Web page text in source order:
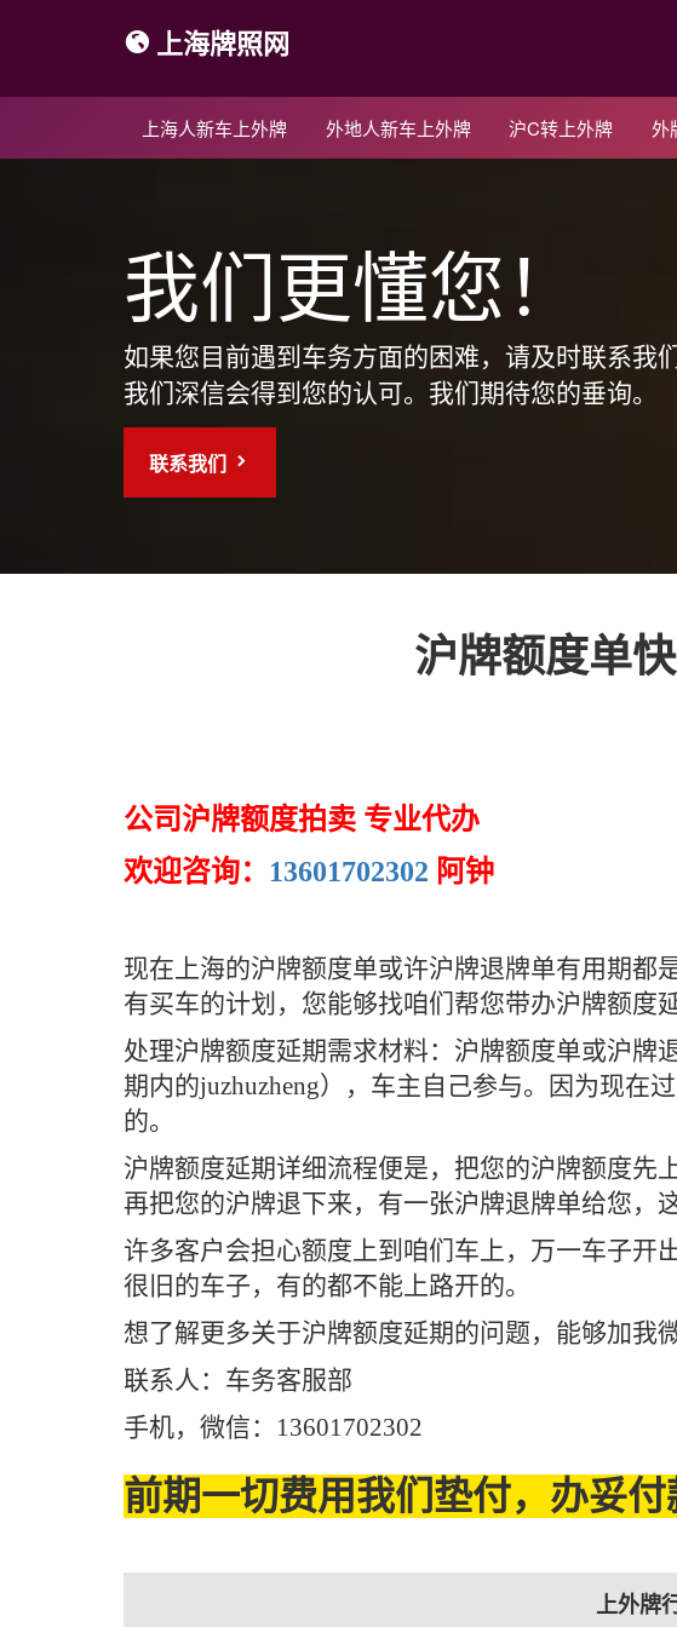
上海牌照网
上海人新车上外牌 外地人新车上外牌 沪C转上外牌 外
我们更懂您！
如果您目前遇到车务方面的困难，请及时联系我
我们深信会得到您的认可。我们期待您的垂询。
联系我们
沪牌额度单
公司沪牌额度拍卖 专业代办
欢迎咨询： 13601702302 阿钟
现在上海的沪牌额度单或许沪牌退牌单有用期都
有买车的计划，您能够找咱们帮您带办沪牌额度延
处理沪牌额度延期需求材料：沪牌额度单或沪牌
期内的juzhuzheng），车主自己参与。因为现在
的。
沪牌额度延期详细流程便是，把您的沪牌额度先
再把您的沪牌退下来，有一张沪牌退牌单给您，
许多客户会担心额度上到咱们车上，万一车子开
很旧的车子，有的都不能上路开的。
想了解更多关于沪牌额度延期的问题，能够加我
联系人：车务客服部
手机，微信：13601702302
前期一切费用我们垫付，办妥
上外牌